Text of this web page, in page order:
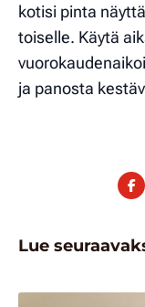
kotisi pinta
toiselle. Käytä
ja panosta
Lue